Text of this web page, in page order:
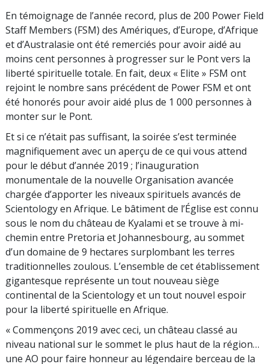
En témoignage de l’année record, plus de 200 Power Field
Staff Members (FSM) des Amériques, d’Europe, d’Afrique
et d’Australasie ont été remerciés pour avoir aidé au
moins cent personnes à progresser sur le Pont vers la
liberté spirituelle totale. En fait, deux « Elite » FSM ont
rejoint le nombre sans précédent de Power FSM et ont
été honorés pour avoir aidé plus de 1 000 personnes à
monter sur le Pont.
Et si ce n’était pas suffisant, la soirée s’est terminée
magnifiquement avec un aperçu de ce qui vous attend
pour le début d’année 2019 ; l’inauguration
monumentale de la nouvelle Organisation avancée
chargée d’apporter les niveaux spirituels avancés de
Scientology en Afrique. Le bâtiment de l’Église est connu
sous le nom du château de Kyalami et se trouve à mi-
chemin entre Pretoria et Johannesbourg, au sommet
d’un domaine de 9 hectares surplombant les terres
traditionnelles zoulous. L’ensemble de cet établissement
gigantesque représente un tout nouveau siège
continental de la Scientology et un tout nouvel espoir
pour la liberté spirituelle en Afrique.
« Commençons 2019 avec ceci, un château classé au
niveau national sur le sommet le plus haut de la région…
une AO pour faire honneur au légendaire berceau de la